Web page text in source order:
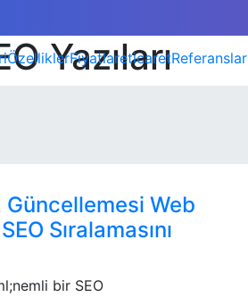
ÖzelliklerFiyatlareticaretReferanslar
Yazıları
Güncellemesi Web
Sıralamasını
bir SEO